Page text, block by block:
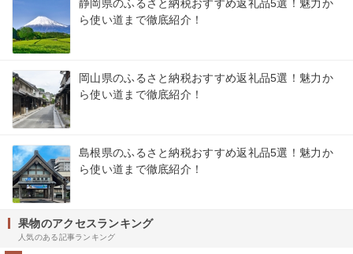
静岡県のふるさと納税おすすめ返礼品5選！魅力か
ら使い道まで徹底紹介！
岡山県のふるさと納税おすすめ返礼品5選！魅力か
ら使い道まで徹底紹介！
島根県のふるさと納税おすすめ返礼品5選！魅力か
ら使い道まで徹底紹介！
果物のアクセスランキング
人気のある記事ランキング